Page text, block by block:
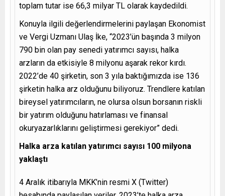
toplam tutar ise 66,3 milyar TL olarak kaydedildi.
Konuyla ilgili değerlendirmelerini paylaşan Ekonomist
ve Vergi Uzmanı Ulaş İke, “2023’ün başında 3 milyon
790 bin olan pay senedi yatırımcı sayısı, halka
arzların da etkisiyle 8 milyonu aşarak rekor kırdı.
2022’de 40 şirketin, son 3 yıla baktığımızda ise 136
şirketin halka arz olduğunu biliyoruz. Trendlere katılan
bireysel yatırımcıların, ne olursa olsun borsanın riskli
bir yatırım olduğunu hatırlaması ve finansal
okuryazarlıklarını geliştirmesi gerekiyor” dedi.
Halka arza katılan yatırımcı sayısı 100 milyona
yaklaştı
4 Aralık itibarıyla MKK’nin resmi X (Twitter)